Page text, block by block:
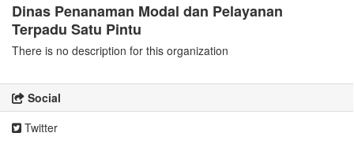
Dinas Penanaman Modal dan Pelayanan
Terpadu Satu Pintu
There is no description for this organization
Social
Twitter